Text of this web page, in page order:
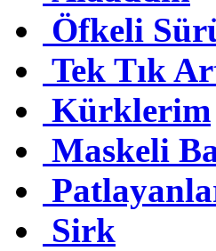
Öfkeli
Tek Tık
Kürklerim
Maskeli
Sirk